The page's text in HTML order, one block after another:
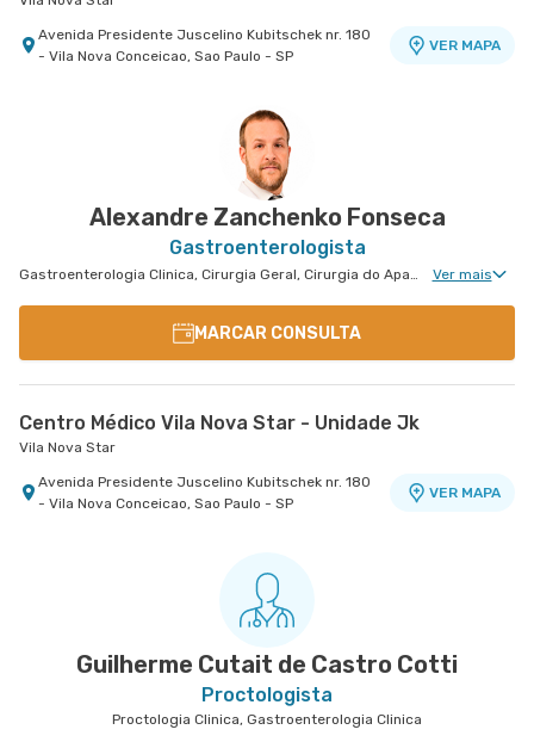
Avenida Presidente Juscelino Kubitschek nr. 180
- Vila Nova Conceicao, Sao Paulo - SP
VER MAPA
Alexandre Zanchenko Fonseca
Gastroenterologista
Gastroenterologia Clinica, Cirurgia Geral, Cirurgia do Aparelho Digestivo, Cirurgia Oncológica do Aparelho Digestivo Ver mais
MARCAR CONSULTA
Centro Médico Vila Nova Star - Unidade Jk
Vila Nova Star
Avenida Presidente Juscelino Kubitschek nr. 180
- Vila Nova Conceicao, Sao Paulo - SP
VER MAPA
Guilherme Cutait de Castro Cotti
Proctologista
Proctologia Clinica, Gastroenterologia Clinica